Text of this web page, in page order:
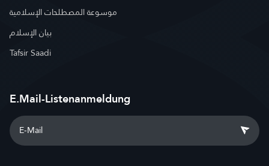
موسوعة المصطلحات الإسلامية
بيان الإسلام
Tafsir Saadi
E.Mail-Listenanmeldung